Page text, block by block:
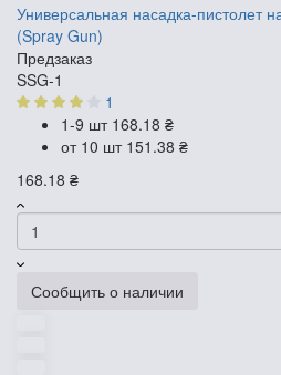
Универсальная насадка-пистолет
(Spray Gun)
Предзаказ
SSG-1
1
1-9 шт 168.18 ₴
от 10 шт 151.38 ₴
168.18 ₴
Сообщить о наличии